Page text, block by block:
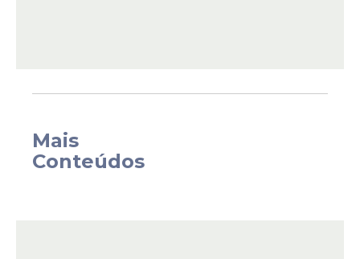
Além dobenefício
Mais
Conteúdos